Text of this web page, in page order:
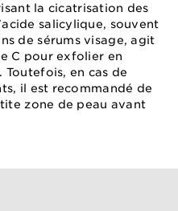
la cicatrisation des
salicylique, souvent
de sérums visage, agit
C pour exfolier en
en cas de
il est recommandé de
zone de peau avant